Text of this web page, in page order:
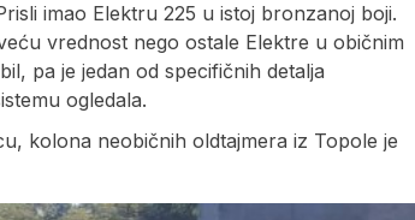
imao Elektru 225 u istoj bronzanoj boji.
vrednost nego ostale Elektre u običnim
pa je jedan od specifičnih detalja
ogledala.
kolona neobičnih oldtajmera iz Topole je